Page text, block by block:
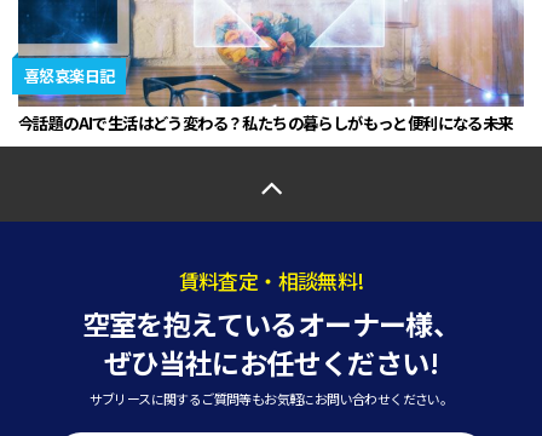
喜怒哀楽日記
今話題のAIで生活はどう変わる？私たちの暮らしがもっと便利になる未来
賃料査定・相談無料!
空室を抱えているオーナー様、
ぜひ当社にお任せください!
サブリースに関するご質問等もお気軽にお問い合わせください。